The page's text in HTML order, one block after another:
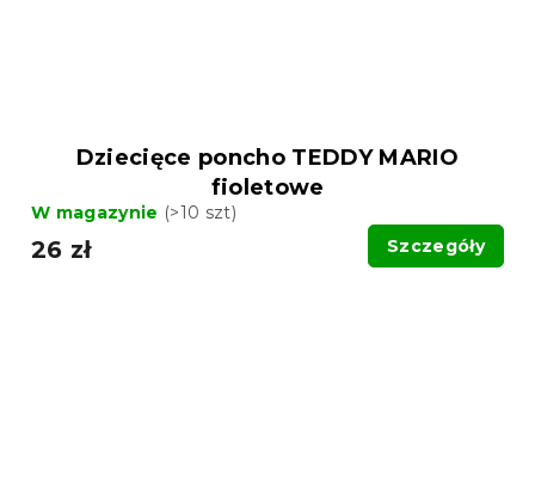
Dziecięce poncho TEDDY MARIO
fioletowe
W magazynie (>10 szt)
26 zł Szczegóły